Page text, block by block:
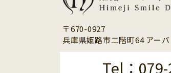
〒670-0927
兵庫県姫路市二階町64 アー
Tel：